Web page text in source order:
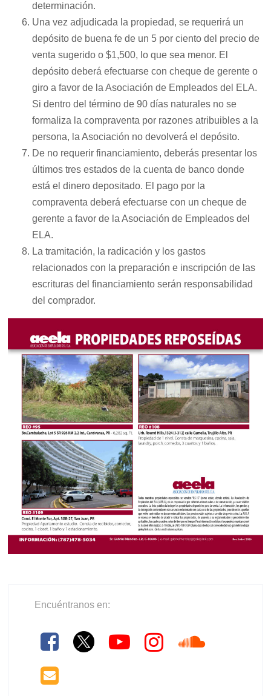
determinación.
Una vez adjudicada la propiedad, se requerirá un
depósito de buena fe de un 5 por ciento del precio de
venta sugerido o $1,500, lo que sea menor. El
depósito deberá efectuarse con cheque de gerente o
giro a favor de la Asociación de Empleados del ELA.
Si dentro del término de 90 días naturales no se
formaliza la compraventa por razones atribuibles a la
persona, la Asociación no devolverá el depósito.
De no requerir financiamiento, deberás presentar los
últimos tres estados de la cuenta de banco donde
está el dinero depositado. El pago por la
compraventa deberá efectuarse con un cheque de
gerente a favor de la Asociación de Empleados del
ELA.
La tramitación, la radicación y los gastos
relacionados con la preparación e inscripción de las
escrituras del financiamiento serán responsabilidad
del comprador.
Encuéntranos en: